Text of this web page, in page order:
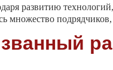
развитию